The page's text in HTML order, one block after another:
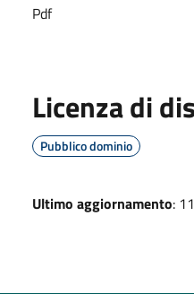
Pdf
Licenza di
Pubblico dominio
Ultimo aggiornamento: